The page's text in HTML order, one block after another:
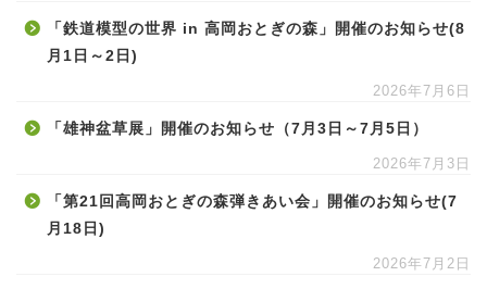
「鉄道模型の世界 in 高岡おとぎの森」開催のお知らせ(8
月1日～2日)
2026年7月6日
「雄神盆草展」開催のお知らせ（7月3日～7月5日）
2026年7月3日
「第21回高岡おとぎの森弾きあい会」開催のお知らせ(7
月18日)
2026年7月2日